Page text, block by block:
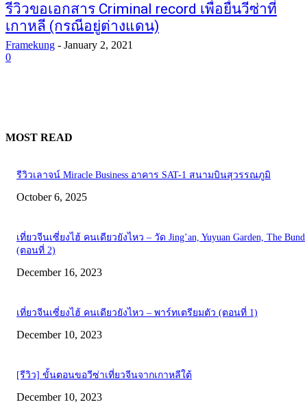
รีวิวขอเอกสาร Criminal record เพื่อยื่นวีซ่าที่
เกาหลี (กรณีอยู่ต่างแดน)
Framekung - January 2, 2021
0
MOST READ
รีวิวเลาจน์ Miracle Business อาคาร SAT-1 สนามบินสุวรรณภูมิ
October 6, 2025
เที่ยวจีนเซี่ยงไฮ้ คนเดียวยังไหว – วัด Jing’an, Yuyuan Garden, The Bund
(ตอนที่ 2)
December 16, 2023
เที่ยวจีนเซี่ยงไฮ้ คนเดียวยังไหว – พาร์ทเตรียมตัว (ตอนที่ 1)
December 10, 2023
[รีวิว] ขั้นตอนขอวีซ่าเที่ยวจีนจากเกาหลีใต้
December 10, 2023